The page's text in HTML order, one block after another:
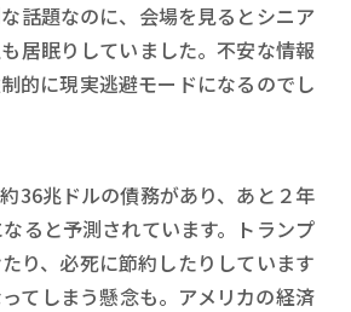
話題なのに、会場を見るとシニア
居眠りしていました。不安な情報
的に現実逃避モードになるのでし
約36兆ドルの債務があり、あと２年
ると予測されています。トランプ
り、必死に節約したりしています
てしまう懸念も。アメリカの経済